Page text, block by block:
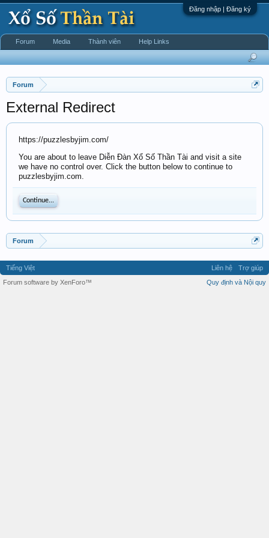
Đăng nhập | Đăng ký
Forum
External Redirect
https://puzzlesbyjim.com/
You are about to leave Diễn Đàn Xổ Số Thần Tài and visit a site
we have no control over. Click the button below to continue to
puzzlesbyjim.com.
Continue...
Forum
Forum Media Thành viên Help Links
Tiếng Việt Liên hệ
Trợ giúp
Quy định và Nội quy
Forum software by XenForo™